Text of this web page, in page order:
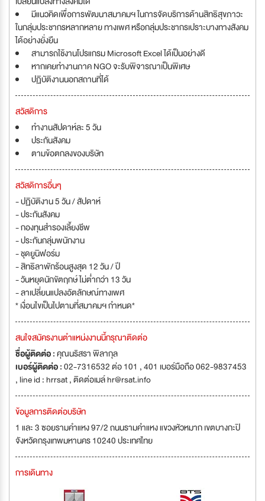
มีแนวคิดเพื่อการพัฒนาสมาคมฯ ในการจัดบริการด้านสิทธิสุขภาวะ
ในกลุ่มประชากรหลากหลาย ทางเพศ หรือกลุ่มประชากรเปราะบางทางสังคม
ได้อย่างยั่งยืน
สามารถใช้งานโปรแกรม Microsoft Excel ได้เป็นอย่างดี
หากเคยทำงานภาค NGO จะรับพิจารณาเป็นพิเศษ
ปฏิบัติงานนอกสถานที่ได้
สวัสดิการ
ทำงานสัปดาห์ละ 5 วัน
ประกันสังคม
ตามข้อตกลงของบริษัท
สวัสดิการอื่นๆ
- ปฏิบัติงาน 5 วัน / สัปดาห์
- ประกันสังคม
- กองทุนสำรองเลี้ยงชีพ
- ประกันกลุ่มพนักงาน
- ชุดยูนิฟอร์ม
- สิทธิลาพักร้อนสูงสุด 12 วัน / ปี
- วันหยุดนักขัตฤกษ์ ไม่ต่ำกว่า 13 วัน
- ลาเปลี่ยนแปลงอัตลักษณ์ทางเพศ
* เงื่อนไขเป็นไปตามที่สมาคมฯ กำหนด*
สนใจสมัครงานตำแหน่งงานนี้กรุณาติดต่อ
ชื่อผู้ติดต่อ :คุณนริสรา พิลากุล
เบอร์ผู้ติดต่อ :02-7316532 ต่อ 101 , 401 เบอร์มือถือ 062-9837453
, line id : hrrsat , ติดต่อเมล์hr@rsat.info
ข้อมูลการติดต่อบริษัท
1 และ 3 ซอยรามคำแหง 97/2 ถนนรามคำแหง แขวงหัวหมาก เขตบางกะปิ
จังหวัดกรุงเทพมหานคร 10240 ประเทศไทย
การเดินทาง